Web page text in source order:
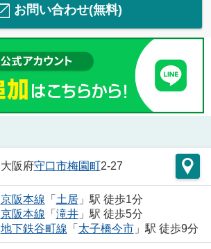
お問い合わせ(無料)
大阪府守口市梅園町2-27
京阪本線 「 土居」駅 徒歩1分
京阪本線 「 滝井」駅 徒歩5分
地下鉄谷町線 「 太子橋今市」駅 徒歩9分